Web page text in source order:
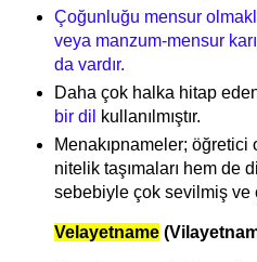
Çoğunluğu mensur
veya manzum-mensur
da vardır.
Daha çok halka hitap
bir dil
kullanılmıştır.
Menakıpnameler; öğretici
nitelik taşımaları hem de
sebebiyle çok sevilmiş ve
Velayetname